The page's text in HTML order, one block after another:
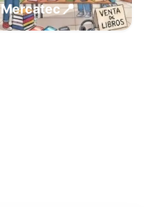
Mercatec📍